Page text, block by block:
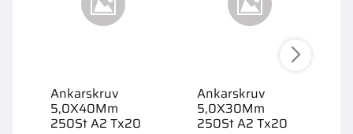
Ankarskruv
5,0X40Mm
250St A2 Tx20
Ankarskruv
5,0X30Mm
250St A2 Tx20